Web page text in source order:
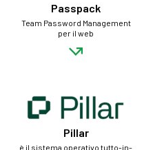
Passpack
Team Password Management
per il web
Pillar
è il sistema operativo tutto-in-